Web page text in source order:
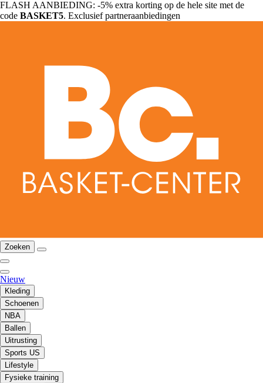
FLASH AANBIEDING: -5% extra korting op de hele site met de
code BASKET5. Exclusief partneraanbiedingen
Zoeken
Nieuw
Kleding
Schoenen
NBA
Ballen
Uitrusting
Sports US
Lifestyle
Fysieke training